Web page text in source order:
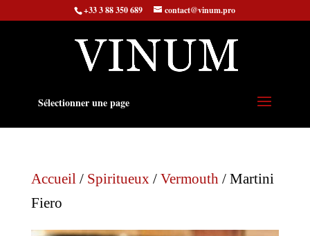
+33 3 88 350 689 contact@vinum.pro
Sélectionner une page
Accueil/ Spiritueux/ Vermouth/ Martini
Fiero